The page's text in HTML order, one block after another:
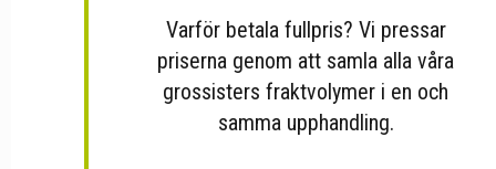
Varför betala fullpris? Vi pressar
priserna genom att samla alla våra
grossisters fraktvolymer i en och
samma upphandling.